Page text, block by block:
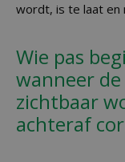
wordt, is te laat en
Wie pas
wanneer
zichtbaar
achteraf